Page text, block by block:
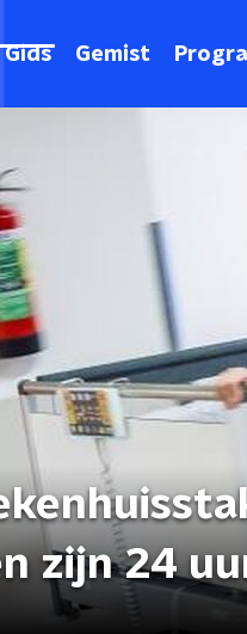
Gids Gemist
zijn 24